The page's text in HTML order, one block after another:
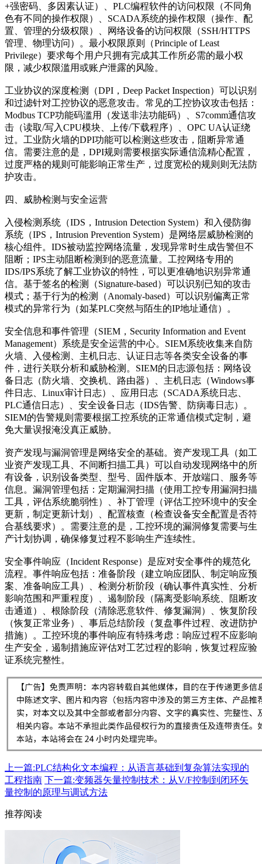
+强密码、多因素认证）、PLC编程软件的访问权限（不同角
色有不同的操作权限）、SCADA系统的操作权限（操作、配
置、管理的分级权限）、网络设备的访问权限（SSH/HTTPS
管理、物理访问）。最小权限原则（Principle of Least
Privilege）要求每个用户只拥有完成其工作所必需的最小权
限，减少权限滥用或账户泄露的风险。
工业协议的深度检测（DPI，Deep Packet Inspection）可以识别
和过滤针对工控协议的恶意攻击。常见的工控协议攻击包括：
Modbus TCP功能码滥用（发送非法功能码）、S7comm通信攻
击（读取/写入CPU模块、上传/下载程序）、OPC UA认证绕
过。工业防火墙的DPI功能可以检测这些攻击，阻断异常通
信。需要注意的是，DPI规则需要根据实际通信流精心配置，
过度严格的规则可能影响正常生产，过度宽松的规则则无法防
护攻击。
四、威胁检测与安全运营
入侵检测系统（IDS，Intrusion Detection System）和入侵防御
系统（IPS，Intrusion Prevention System）是网络层威胁检测的
核心组件。IDS被动监控网络流量，发现异常时生成告警但不
阻断；IPS主动阻断检测到的恶意流量。工控网络专用的
IDS/IPS系统了解工业协议的特性，可以更准确地识别异常通
信。基于签名的检测（Signature-based）可以识别已知的攻击
模式；基于行为的检测（Anomaly-based）可以识别偏离正常
模式的异常行为（如某PLC突然与陌生的IP地址通信）。
安全信息和事件管理（SIEM，Security Information and Event
Management）系统是安全运营的中心。SIEM系统收集来自防
火墙、入侵检测、主机日志、认证日志等各类安全设备的事
件，进行关联分析和威胁检测。SIEM的日志源包括：网络设
备日志（防火墙、交换机、路由器）、主机日志（Windows事
件日志、Linux审计日志）、应用日志（SCADA系统日志、
PLC通信日志）、安全设备日志（IDS告警、防病毒日志）。
SIEM的告警规则需要根据工控系统的正常通信模式定制，避
免大量误报淹没真正威胁。
资产发现与漏洞管理是网络安全的基础。资产发现工具（如工
业资产发现工具、不间断扫描工具）可以自动发现网络中的所
有设备，识别设备类型、型号、固件版本、开放端口、服务等
信息。漏洞管理包括：定期漏洞扫描（使用工控专用漏洞扫描
工具，评估系统脆弱性）、补丁管理（评估工控环境中的安全
更新，制定更新计划）、配置核查（检查设备安全配置是否符
合基线要求）。需要注意的是，工控环境的漏洞修复需要与生
产计划协调，确保修复过程不影响生产连续性。
安全事件响应（Incident Response）是应对安全事件的规范化
流程。事件响应包括：准备阶段（建立响应团队、制定响应预
案、准备响应工具）、检测分析阶段（确认事件真实性、分析
影响范围和严重程度）、遏制阶段（隔离受影响系统、阻断攻
击通道）、根除阶段（清除恶意软件、修复漏洞）、恢复阶段
（恢复正常业务）、事后总结阶段（复盘事件过程、改进防护
措施）。工控环境的事件响应有特殊考虑：响应过程不应影响
生产安全，遏制措施应评估对工艺过程的影响，恢复过程应验
证系统完整性。
上一篇:PLC结构化文本编程：从语言基础到复杂算法实现的
工程指南 下一篇:变频器矢量控制技术：从V/F控制到闭环矢
量控制的原理与调试方法
推荐阅读